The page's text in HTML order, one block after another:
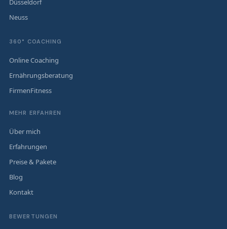
Düsseldorf
Neuss
360° COACHING
Online Coaching
Ernährungsberatung
FirmenFitness
MEHR ERFAHREN
Über mich
Erfahrungen
Preise & Pakete
Blog
Kontakt
BEWERTUNGEN